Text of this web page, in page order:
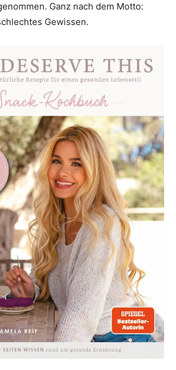
Ganz nach dem Motto:
Gewissen.